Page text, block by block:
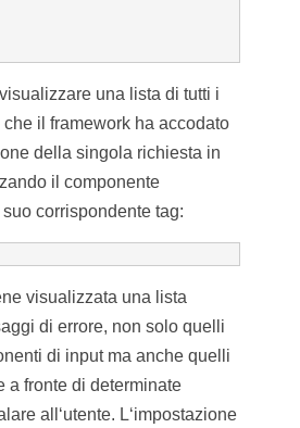
una lista di tutti i
il framework ha accodato
della singola richiesta in
il componente
corrispondente tag:
visualizzata una lista
di errore, non solo quelli
di input ma anche quelli
a fronte di determinate
all‘utente. L‘impostazione